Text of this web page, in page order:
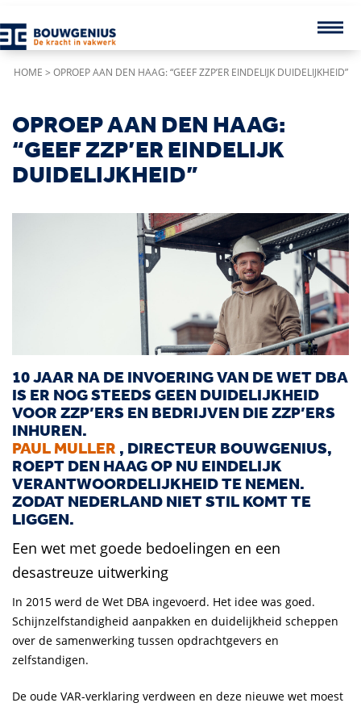
HOME >OPROEP AAN DEN HAAG: “GEEF ZZP’ER EINDELIJK DUIDELIJKHEID”
OPROEP AAN DEN HAAG:
“GEEF ZZP’ER EINDELIJK
DUIDELIJKHEID”
10 JAAR NA DE INVOERING VAN DE WET DBA
IS ER NOG STEEDS GEEN DUIDELIJKHEID
VOOR ZZP’ERS EN BEDRIJVEN DIE ZZP’ERS
INHUREN.
PAUL MULLER , DIRECTEUR BOUWGENIUS,
ROEPT DEN HAAG OP NU EINDELIJK
VERANTWOORDELIJKHEID TE NEMEN.
ZODAT NEDERLAND NIET STIL KOMT TE
LIGGEN.
Een wet met goede bedoelingen en een
desastreuze uitwerking
In 2015 werd de Wet DBA ingevoerd. Het idee was goed.
Schijnzelfstandigheid aanpakken en duidelijkheid scheppen
over de samenwerking tussen opdrachtgevers en
zelfstandigen.
De oude VAR-verklaring verdween en deze nieuwe wet moest